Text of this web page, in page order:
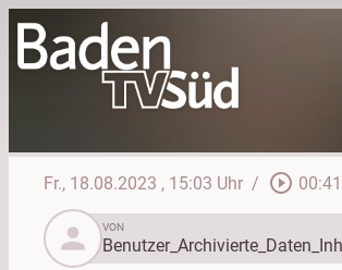
Fr., 18.08.2023 , 15:03 Uhr / play_circle_outline 00:41
person
VON